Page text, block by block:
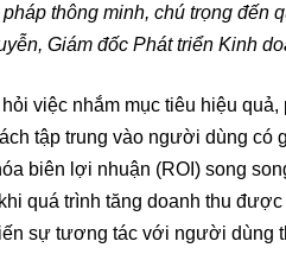
thông minh, chú trọng đến
Giám đốc Phát triển Kinh
việc nhắm mục tiêu hiệu
tập trung vào người dùng có
biên lợi nhuận (ROI) song
quá trình tăng doanh thu
sự tương tác với người dùng